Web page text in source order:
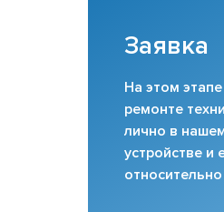
Заявка
На этом
ремонте
лично в
устройстве и